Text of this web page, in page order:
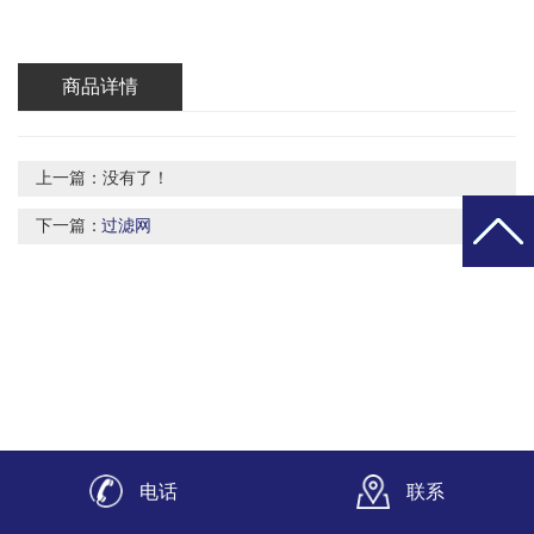
商品详情
上一篇：没有了！
下一篇：过滤网
电话 联系